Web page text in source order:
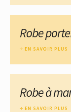
Robe
EN SAVOIR PLUS
Robe à
EN SAVOIR PLUS